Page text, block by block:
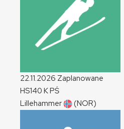
22.11.2026 Zaplanowane
HS140 KPŚ
Lillehammer
(NOR)